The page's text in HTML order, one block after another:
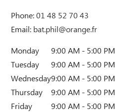
Phone:01 48 52 70 43
Email: bat.phil@orange.fr
Monday
9:00 AM - 5:00 PM
Tuesday
9:00 AM - 5:00 PM
Wednesday9:00 AM - 5:00 PM
Thursday
9:00 AM - 5:00 PM
Friday
9:00 AM - 5:00 PM